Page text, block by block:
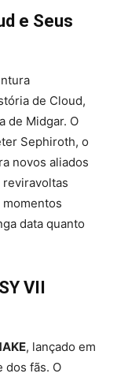
e Seus
de Cloud,
de Midgar. O
Sephiroth, o
novos aliados
reviravoltas
data quanto
VII
, lançado em
dos fãs. O